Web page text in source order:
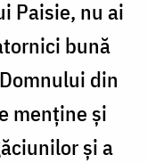
Paisie, nu ai
bună
din
menţine şi
şi a